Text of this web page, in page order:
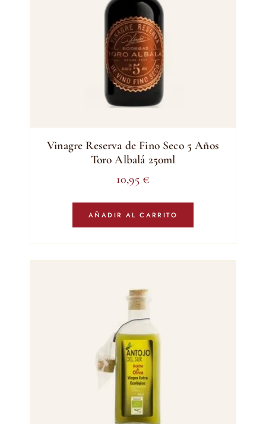
Vinagre Reserva de Fino Seco 5 Años
Toro Albalá 250ml
10,95 €
AÑADIR AL CARRITO